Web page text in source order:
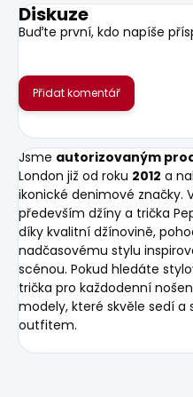
Diskuze
Buďte první, kdo napíše
Přidat komentář
Jsme autorizovaným
London již od roku 2012 a
ikonické denimové značky.
především džíny a trička
díky kvalitní džínovině,
nadčasovému stylu
scénou. Pokud hledáte
trička pro každodenní
modely, které skvěle sedí a
outfitem.